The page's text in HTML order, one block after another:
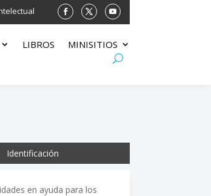
LIBROS MINISITIOS
Identificación
en ayuda para los